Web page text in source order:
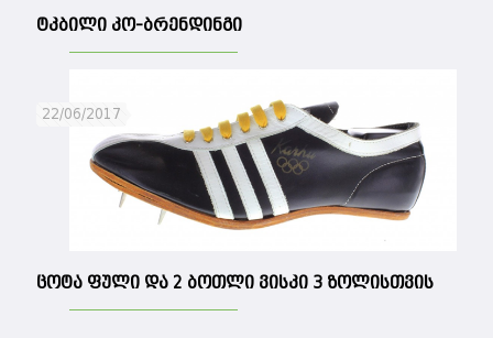
ტკბილი კო-ბრენდინგი
22/06/2017
ცოტა ფული და 2 ბოთლი ვისკი 3 ზოლისთვის